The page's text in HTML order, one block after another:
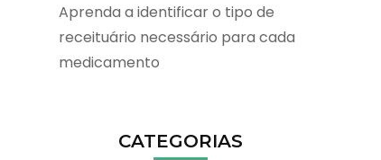
Aprenda a identificar o tipo de
receituário necessário para cada
medicamento
CATEGORIAS